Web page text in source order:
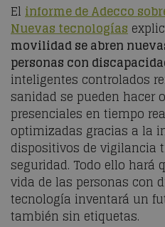
El informe de Adecco
Nuevas tecnologías
movilidad se abren
personas con
inteligentes controlados
sanidad se pueden hacer
presenciales en tiempo
optimizadas gracias a la
dispositivos de vigilancia
seguridad. Todo ello hará
vida de las personas con
tecnología inventará un
también sin etiquetas.